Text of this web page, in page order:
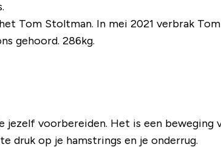
Tom Stoltman. In mei 2021 verbrak
gehoord. 286kg.
jezelf voorbereiden. Het is een
druk op je hamstrings en je onderrug.